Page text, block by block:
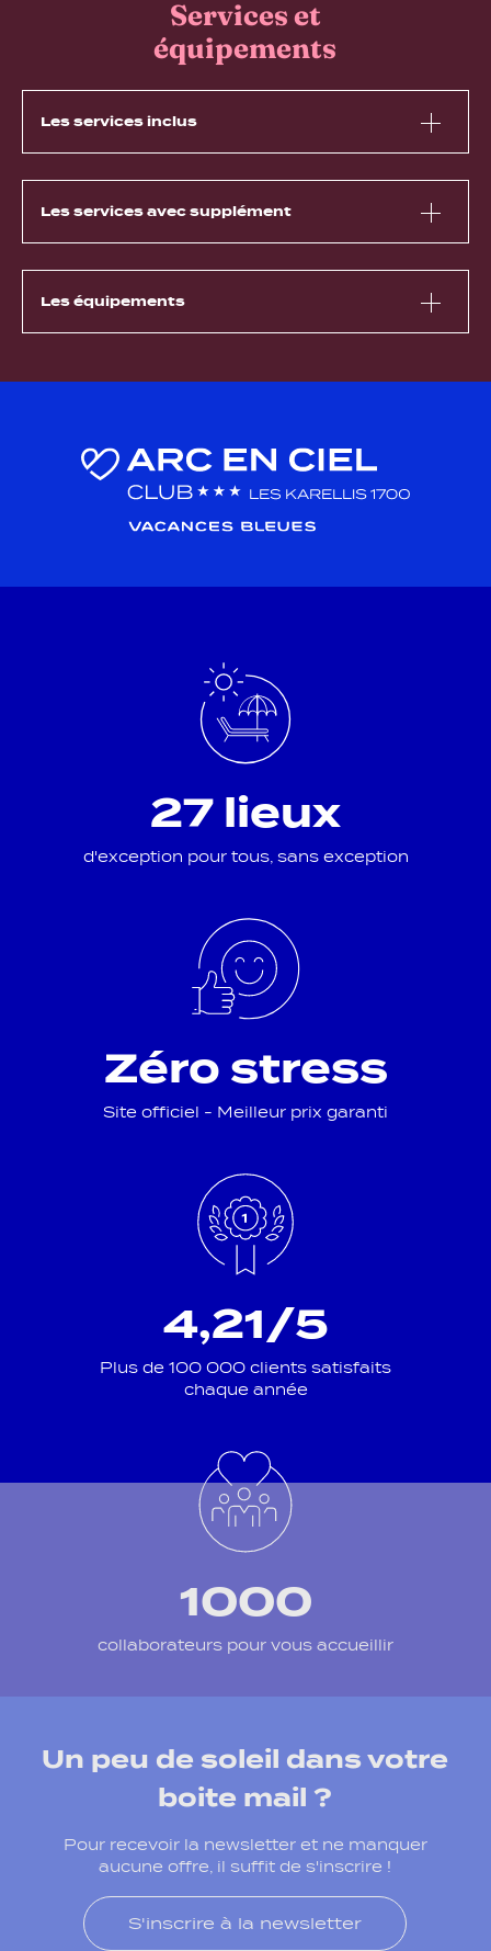
Services et
équipements
Les services inclus
Les services avec supplément
Les équipements
27 lieux
d'exception pour tous, sans exception
Zéro stress
Site officiel - Meilleur prix garanti
4,21/5
Plus de 100 000 clients satisfaits
chaque année
1000
collaborateurs pour vous accueillir
Un peu de soleil dans votre
boite mail ?
Pour recevoir la newsletter et ne manquer
aucune offre, il suffit de s'inscrire !
S'inscrire à la newsletter